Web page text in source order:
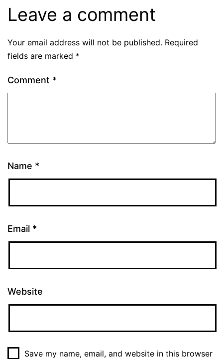
Leave a comment
Your email address will not be published. Required
fields are marked *
Comment *
Name *
Email *
Website
Save my name, email, and website in this browser